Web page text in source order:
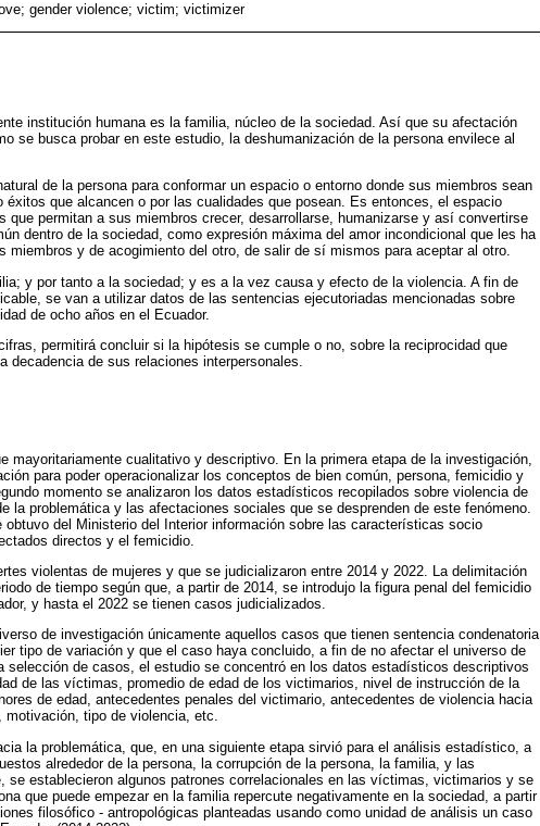
gender violence; victim; victimizer
institución humana es la familia, núcleo de la sociedad. Así que su afectación
se busca probar en este estudio, la deshumanización de la persona envilece al
de la persona para conformar un espacio o entorno donde sus miembros sean
que alcancen o por las cualidades que posean. Es entonces, el espacio
que permitan a sus miembros crecer, desarrollarse, humanizarse y así convertirse
dentro de la sociedad, como expresión máxima del amor incondicional que les ha
miembros y de acogimiento del otro, de salir de sí mismos para aceptar al otro.
y por tanto a la sociedad; y es a la vez causa y efecto de la violencia. A fin de
se van a utilizar datos de las sentencias ejecutoriadas mencionadas sobre
de ocho años en el Ecuador.
permitirá concluir si la hipótesis se cumple o no, sobre la reciprocidad que
de sus relaciones interpersonales.
mayoritariamente cualitativo y descriptivo. En la primera etapa de la investigación,
para poder operacionalizar los conceptos de bien común, persona, femicidio y
momento se analizaron los datos estadísticos recopilados sobre violencia de
la problemática y las afectaciones sociales que se desprenden de este fenómeno.
del Ministerio del Interior información sobre las características socio
directos y el femicidio.
violentas de mujeres y que se judicializaron entre 2014 y 2022. La delimitación
de tiempo según que, a partir de 2014, se introdujo la figura penal del femicidio
y hasta el 2022 se tienen casos judicializados.
de investigación únicamente aquellos casos que tienen sentencia condenatoria
tipo de variación y que el caso haya concluido, a fin de no afectar el universo de
selección de casos, el estudio se concentró en los datos estadísticos descriptivos
de las víctimas, promedio de edad de los victimarios, nivel de instrucción de la
de edad, antecedentes penales del victimario, antecedentes de violencia hacia
tipo de violencia, etc.
la problemática, que, en una siguiente etapa sirvió para el análisis estadístico, a
alrededor de la persona, la corrupción de la persona, la familia, y las
se establecieron algunos patrones correlacionales en las víctimas, victimarios y se
que puede empezar en la familia repercute negativamente en la sociedad, a partir
filosófico - antropológicas planteadas usando como unidad de análisis un caso